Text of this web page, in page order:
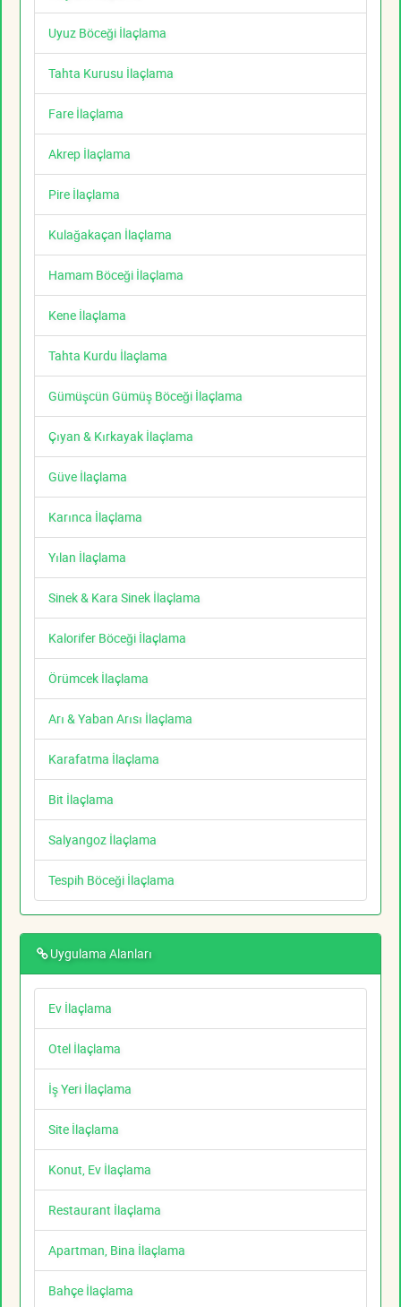
Uyuz Böceği İlaçlama
Tahta Kurusu İlaçlama
Fare İlaçlama
Akrep İlaçlama
Pire İlaçlama
Kulağakaçan İlaçlama
Hamam Böceği İlaçlama
Kene İlaçlama
Tahta Kurdu İlaçlama
Gümüşcün Gümüş Böceği İlaçlama
Çıyan & Kırkayak İlaçlama
Güve İlaçlama
Karınca İlaçlama
Yılan İlaçlama
Sinek & Kara Sinek İlaçlama
Kalorifer Böceği İlaçlama
Örümcek İlaçlama
Arı & Yaban Arısı İlaçlama
Karafatma İlaçlama
Bit İlaçlama
Salyangoz İlaçlama
Tespih Böceği İlaçlama
Uygulama Alanları
Ev İlaçlama
Otel İlaçlama
İş Yeri İlaçlama
Site İlaçlama
Konut, Ev İlaçlama
Restaurant İlaçlama
Apartman, Bina İlaçlama
Bahçe İlaçlama